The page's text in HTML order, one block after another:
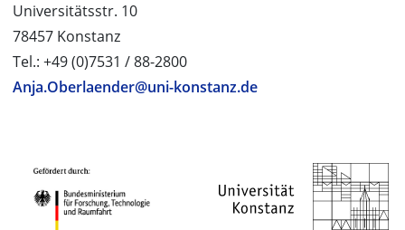
Universitätsstr. 10
78457 Konstanz
Tel.: +49 (0)7531 / 88-2800
Anja.Oberlaender@uni-konstanz.de